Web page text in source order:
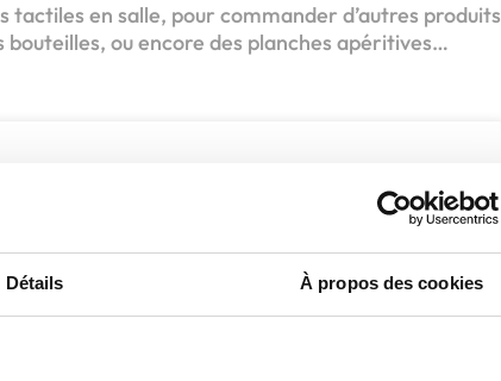
Détails À propos des cookies
en salle, pour commander d’autres produits
ou encore des planches apéritives…
prochain franchisé